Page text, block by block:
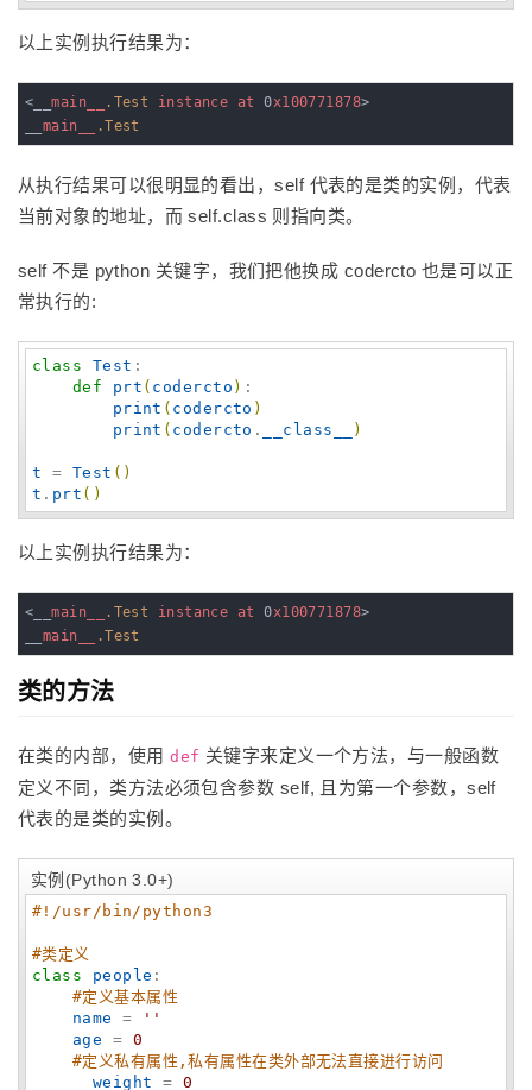
以上实例执行结果为：
<__main__ .Test instance at 0x100771878>
main__ .Test
从执行结果可以很明显的看出，self 代表的是类的实例，代表
当前对象的地址，而 self.class 则指向类。
self 不是 python 关键字，我们把他换成 codercto 也是可以正
常执行的:
class Test :
def
prt ( codercto ) :
print ( codercto )
print ( codercto . __class__ )
t = Test ( )
t . prt ( )
以上实例执行结果为：
<__main__ .Test instance at 0x100771878>
main__ .Test
类的方法
在类的内部，使用def 关键字来定义一个方法，与一般函数
定义不同，类方法必须包含参数 self, 且为第一个参数，self
代表的是类的实例。
实例(Python 3.0+)
#!/usr/bin/python3
#类定义
class
people :
#定义基本属性
name
= ' '
age = 0
#定义私有属性,私有属性在类外部无法直接进行访问
__weight = 0